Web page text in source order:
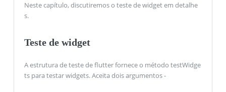
Neste capítulo, discutiremos o teste de widget em detalhe
s.
Teste de widget
A estrutura de teste de flutter fornece o método testWidge
ts para testar widgets. Aceita dois argumentos -